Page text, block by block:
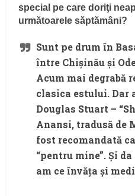
special pe care doriţi
următoarele săptămâni?
Sunt pe drum în
între Chişinău şi
Acum mai degrabă
clasica estului. Dar
Douglas Stuart –
Anansi, tradusă de
fost recomandată
“pentru mine”. Şi
am ce învăţa şi